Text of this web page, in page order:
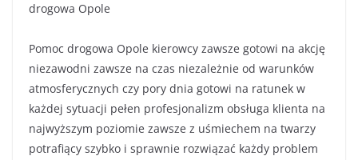
drogowa Opole
Pomoc drogowa Opole kierowcy zawsze gotowi na akcję
niezawodni zawsze na czas niezależnie od warunków
atmosferycznych czy pory dnia gotowi na ratunek w
każdej sytuacji pełen profesjonalizm obsługa klienta na
najwyższym poziomie zawsze z uśmiechem na twarzy
potrafiący szybko i sprawnie rozwiązać każdy problem